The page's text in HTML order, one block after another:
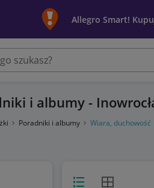
Allegro Smart!
i albumy -
Poradniki i albumy Wiara, duchowość
Widok listyWidok siatki